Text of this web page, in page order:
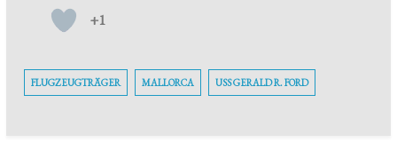
+1
FLUGZEUGTRÄGER MALLORCA USS GERALD R. FORD